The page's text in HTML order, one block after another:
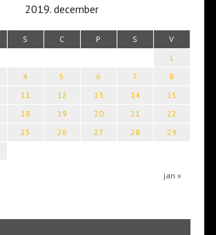
2019. december
S C P S V
jan »
1
4 5 6 7
8
11 12 13 14
15
18 19 20 21
22
25 26 27 28
29